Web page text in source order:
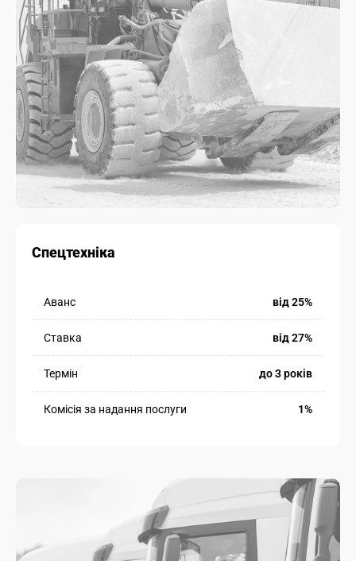
Спецтехніка
Аванс від 25%
Ставка від 27%
Термін до 3 років
Комісія за надання послуги 1%